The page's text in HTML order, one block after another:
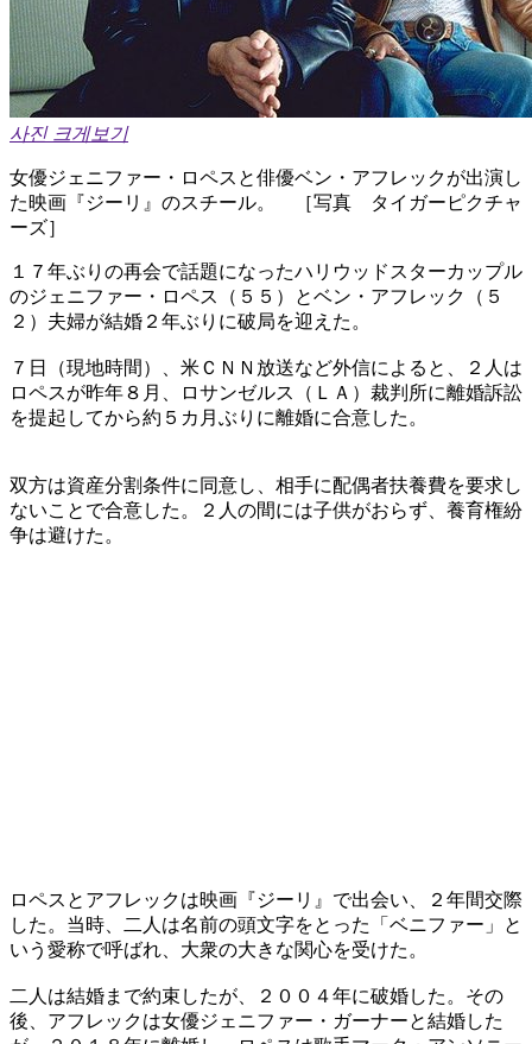
사진 크게보기
女優ジェニファー・ロペスと俳優ベン・アフレックが出演し
た映画『ジーリ』のスチール。 ［写真 タイガーピクチャ
ーズ］
１７年ぶりの再会で話題になったハリウッドスターカップル
のジェニファー・ロペス（５５）とベン・アフレック（５
２）夫婦が結婚２年ぶりに破局を迎えた。
７日（現地時間）、米ＣＮＮ放送など外信によると、２人は
ロペスが昨年８月、ロサンゼルス（ＬＡ）裁判所に離婚訴訟
を提起してから約５カ月ぶりに離婚に合意した。
双方は資産分割条件に同意し、相手に配偶者扶養費を要求し
ないことで合意した。２人の間には子供がおらず、養育権紛
争は避けた。
ロペスとアフレックは映画『ジーリ』で出会い、２年間交際
した。当時、二人は名前の頭文字をとった「ベニファー」と
いう愛称で呼ばれ、大衆の大きな関心を受けた。
二人は結婚まで約束したが、２００４年に破婚した。その
後、アフレックは女優ジェニファー・ガーナーと結婚した